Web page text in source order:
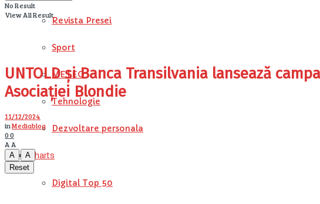
Revista Presei
Sport
METEO
Tehnologie
Dezvoltare personala
Charts
Digital Top 50
No Result
View All Result
UNTOLD și Banca Transilvania lansează
Asociației Blondie
11/12/2024
inMediablog
00
A A
A
A
Reset